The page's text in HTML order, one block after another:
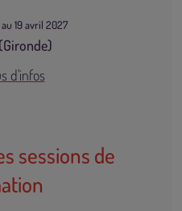
19 avril 2027
d'infos
sessions de